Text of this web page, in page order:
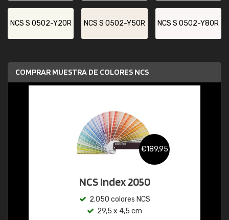
NCS S 0502-Y20R NCS S 0502-Y50R NCS S 0502-Y80R
COMPRAR MUESTRA DE COLORES NCS
€189,95
NCS Index 2050
2.050 colores NCS
29,5 x 4,5 cm